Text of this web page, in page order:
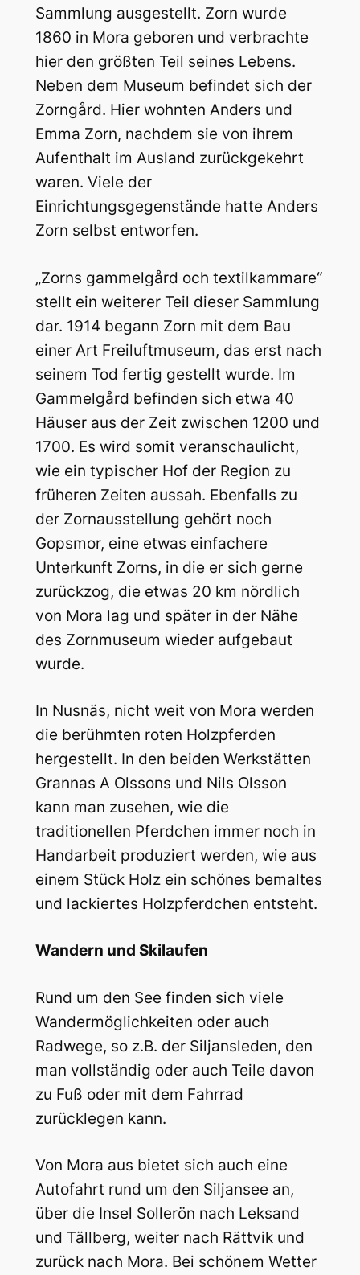
Sammlung ausgestellt. Zorn wurde
1860 in Mora geboren und verbrachte
hier den größten Teil seines Lebens.
Neben dem Museum befindet sich der
Zorngård. Hier wohnten Anders und
Emma Zorn, nachdem sie von ihrem
Aufenthalt im Ausland zurückgekehrt
waren. Viele der
Einrichtungsgegenstände hatte Anders
Zorn selbst entworfen.
„Zorns gammelgård och textilkammare“
stellt ein weiterer Teil dieser Sammlung
dar. 1914 begann Zorn mit dem Bau
einer Art Freiluftmuseum, das erst nach
seinem Tod fertig gestellt wurde. Im
Gammelgård befinden sich etwa 40
Häuser aus der Zeit zwischen 1200 und
1700. Es wird somit veranschaulicht,
wie ein typischer Hof der Region zu
früheren Zeiten aussah. Ebenfalls zu
der Zornausstellung gehört noch
Gopsmor, eine etwas einfachere
Unterkunft Zorns, in die er sich gerne
zurückzog, die etwas 20 km nördlich
von Mora lag und später in der Nähe
des Zornmuseum wieder aufgebaut
wurde.
In Nusnäs, nicht weit von Mora werden
die berühmten roten Holzpferden
hergestellt. In den beiden Werkstätten
Grannas A Olssons und Nils Olsson
kann man zusehen, wie die
traditionellen Pferdchen immer noch in
Handarbeit produziert werden, wie aus
einem Stück Holz ein schönes bemaltes
und lackiertes Holzpferdchen entsteht.
Wandern und Skilaufen
Rund um den See finden sich viele
Wandermöglichkeiten oder auch
Radwege, so z.B. der Siljansleden, den
man vollständig oder auch Teile davon
zu Fuß oder mit dem Fahrrad
zurücklegen kann.
Von Mora aus bietet sich auch eine
Autofahrt rund um den Siljansee an,
über die Insel Sollerön nach Leksand
und Tällberg, weiter nach Rättvik und
zurück nach Mora. Bei schönem Wetter